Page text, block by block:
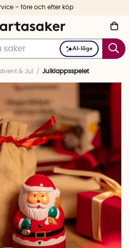
AI-läge
– före och efter köp
& Jul Julklappsspelet